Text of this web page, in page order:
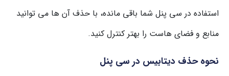
استفاده در سی پنل شما باقی مانده، با حذف آن ها می توانید
منابع و فضای هاست را بهتر کنترل کنید.
نحوهحذف دیتابیس در سی پنل